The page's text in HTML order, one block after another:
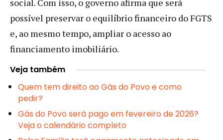
social. Com isso, o governo afirma que será
possível preservar o equilíbrio financeiro do FGTS
e, ao mesmo tempo, ampliar o acesso ao
financiamento imobiliário.
Veja também
Quem tem direito ao Gás do Povo e como
pedir?
Gás do Povo será pago em fevereiro de 2026?
Veja o calendário completo